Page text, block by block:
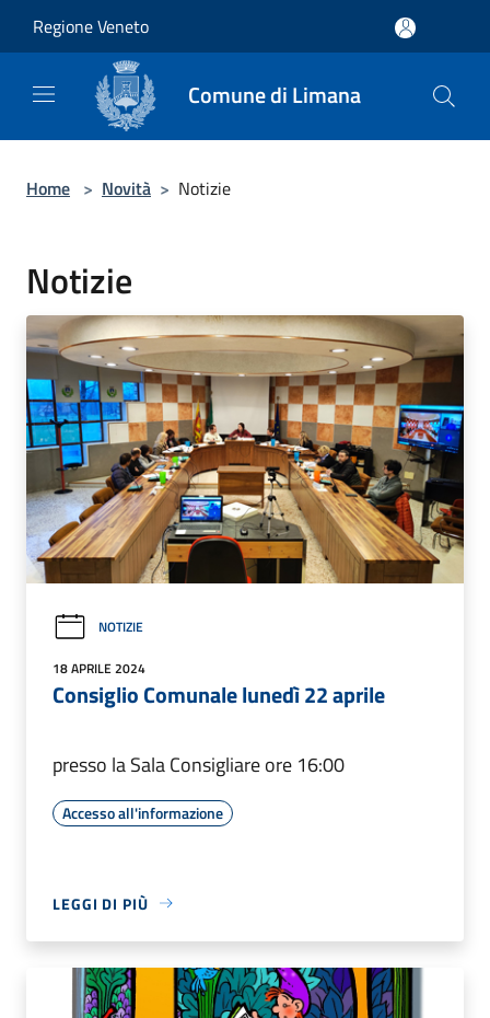
Regione Veneto
Comune di Limana
Home > Novità > Notizie
Notizie
NOTIZIE
18 APRILE 2024
Consiglio Comunale lunedì 22 aprile
presso la Sala Consigliare ore 16:00
Accesso all'informazione
LEGGI DI PIÙ